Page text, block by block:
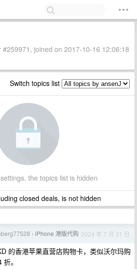
#259971, joined on 2017-10-16 12:06:18
Switch topics list
the topics list is hidden
closed deals, is not hidden
› iPhone 港版代购 2024 年 7 月 31 日
的香港苹果直营店购物卡，类似沃尔玛购
。